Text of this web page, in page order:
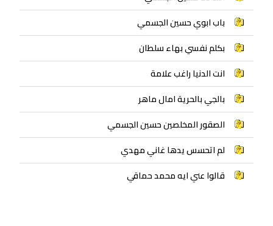
باب ابوي حسين الجسمي
بكلم نفسي بهاء سلطان
انت الدنيا راغب علامة
بالجي بالحرية امال ماهر
الصقور المخلصين حسين الجسمي
لم اتحسس يدها غاني مهدي
قالوا عني ايه محمد حماقي